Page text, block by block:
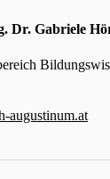
Dr. Gabriele
augustinum.at